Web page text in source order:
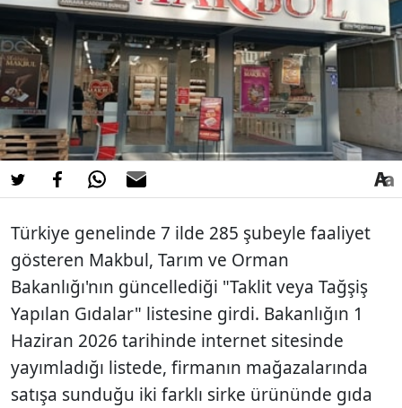
Türkiye genelinde 7 ilde 285 şubeyle faaliyet
gösteren Makbul, Tarım ve Orman
Bakanlığı'nın güncellediği "Taklit veya Tağşiş
Yapılan Gıdalar" listesine girdi. Bakanlığın 1
Haziran 2026 tarihinde internet sitesinde
yayımladığı listede, firmanın mağazalarında
satışa sunduğu iki farklı sirke ürününde gıda